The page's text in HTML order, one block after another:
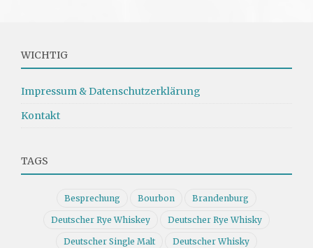
WICHTIG
Impressum & Datenschutzerklärung
Kontakt
TAGS
Besprechung Bourbon Brandenburg
Deutscher Rye Whiskey Deutscher Rye Whisky
Deutscher Single Malt Deutscher Whisky